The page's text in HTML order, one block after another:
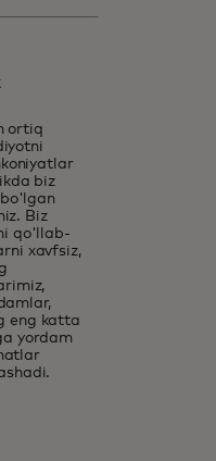
ortiq
biz
Biz
qo'llab-
xavfsiz,
eng katta
yordam